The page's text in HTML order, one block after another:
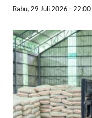
Rabu, 29 Juli 2026 - 22:00